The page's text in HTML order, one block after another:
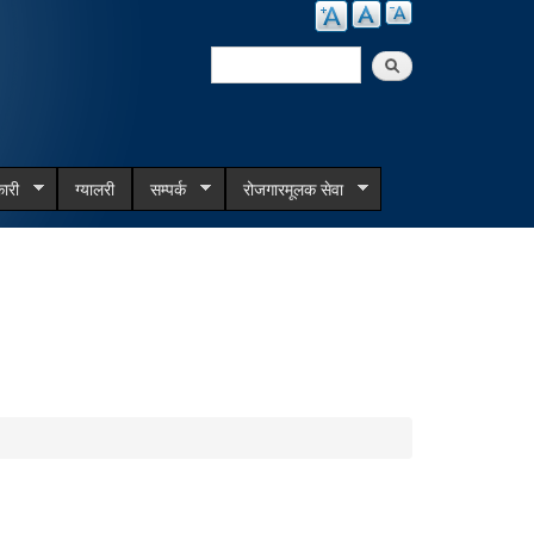
Search
ग्यालरी सम्पर्क रोजगारमूलक सेवा